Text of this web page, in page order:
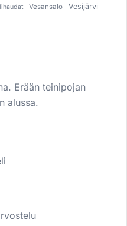
Vesansalo Vesijärvi
Erään teinipojan
alussa.